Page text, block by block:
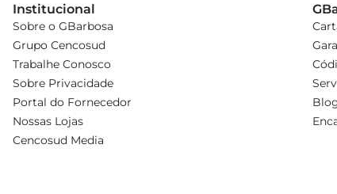
Institucional
Sobre o GBarbosa
Grupo Cencosud
Trabalhe Conosco
Sobre Privacidade
Portal do Fornecedor
Nossas Lojas
Cencosud Media